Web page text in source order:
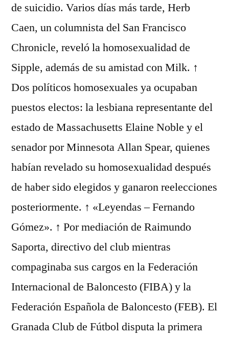
de suicidio. Varios días más tarde, Herb
Caen, un columnista del San Francisco
Chronicle, reveló la homosexualidad de
Sipple, además de su amistad con Milk. ↑
Dos políticos homosexuales ya ocupaban
puestos electos: la lesbiana representante del
estado de Massachusetts Elaine Noble y el
senador por Minnesota Allan Spear, quienes
habían revelado su homosexualidad después
de haber sido elegidos y ganaron reelecciones
posteriormente. ↑ «Leyendas – Fernando
Gómez». ↑ Por mediación de Raimundo
Saporta, directivo del club mientras
compaginaba sus cargos en la Federación
Internacional de Baloncesto (FIBA) y la
Federación Española de Baloncesto (FEB). El
Granada Club de Fútbol disputa la primera